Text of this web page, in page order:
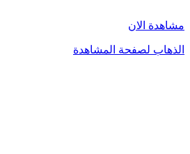
مشاهدة الان
الذهاب لصفحة المشاهدة